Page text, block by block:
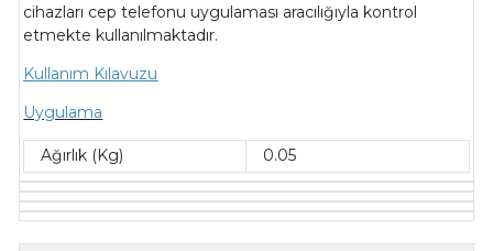
cihazları cep telefonu uygulaması aracılığıyla kontrol
etmekte kullanılmaktadır.
Kullanım Kılavuzu
Uygulama
Ağırlık (Kg) 0.05